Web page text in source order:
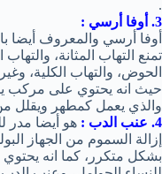
.
3. أوفا أرسي :
أوفا أرسي والمعروف
تمنع التهاب المثانة، والتهاب
الحوض، والتهاب الكلية،
حيث انه يحتوي على مركب
والذي يعمل كمطهر ويقلل من
4. عنب الدب :
هو أيضا مدر
إزالة السموم من الجهاز
بشكل متكرر، كما انه يحتوي